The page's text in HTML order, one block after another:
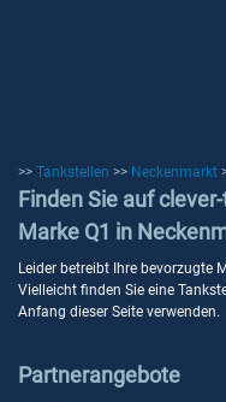
>> Tankstellen >> Neckenmarkt
Finden Sie auf
Marke Q1 in
Leider betreibt Ihre bevorzugte
Vielleicht finden Sie eine
Anfang dieser Seite verwenden.
Partnerangebote